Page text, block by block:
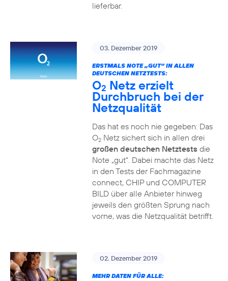
lieferbar.
03. Dezember 2019
ERSTMALS NOTE „GUT“ IN ALLEN
DEUTSCHEN NETZTESTS:
O2 Netz erzielt
Durchbruch bei der
Netzqualität
Das hat es noch nie gegeben: Das
O2Netz sichert sich in allen drei
großen deutschen Netztests die
Note „gut“. Dabei machte das Netz
in den Tests der Fachmagazine
connect, CHIP und COMPUTER
BILD über alle Anbieter hinweg
jeweils den größten Sprung nach
vorne, was die Netzqualität betrifft.
02. Dezember 2019
MEHR DATEN FÜR ALLE: